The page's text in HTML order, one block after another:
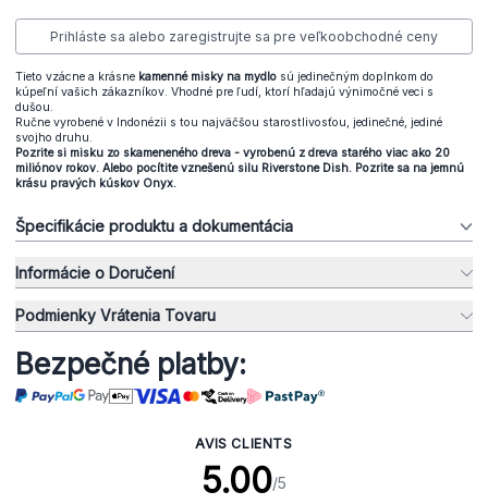
Prihláste sa alebo zaregistrujte sa pre veľkoobchodné ceny
Tieto vzácne a krásne kamenné misky na mydlo sú jedinečným doplnkom do
kúpeľní vašich zákazníkov. Vhodné pre ľudí, ktorí hľadajú výnimočné veci s
dušou.
Ručne vyrobené v Indonézii s tou najväčšou starostlivosťou, jedinečné, jediné
svojho druhu.
Pozrite si misku zo skameneného dreva - vyrobenú z dreva starého viac ako 20
miliónov rokov. Alebo pocítite vznešenú silu Riverstone Dish. Pozrite sa na jemnú
krásu pravých kúskov Onyx.
Špecifikácie produktu a dokumentácia
Informácie o Doručení
Podmienky Vrátenia Tovaru
Bezpečné platby:
AVIS CLIENTS
5.00/5